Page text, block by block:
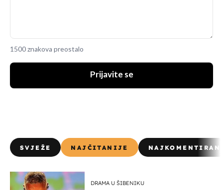
1500 znakova preostalo
Prijavite se
SVJEŽE NAJČITANIJE
DRAMA U ŠIBENIKU